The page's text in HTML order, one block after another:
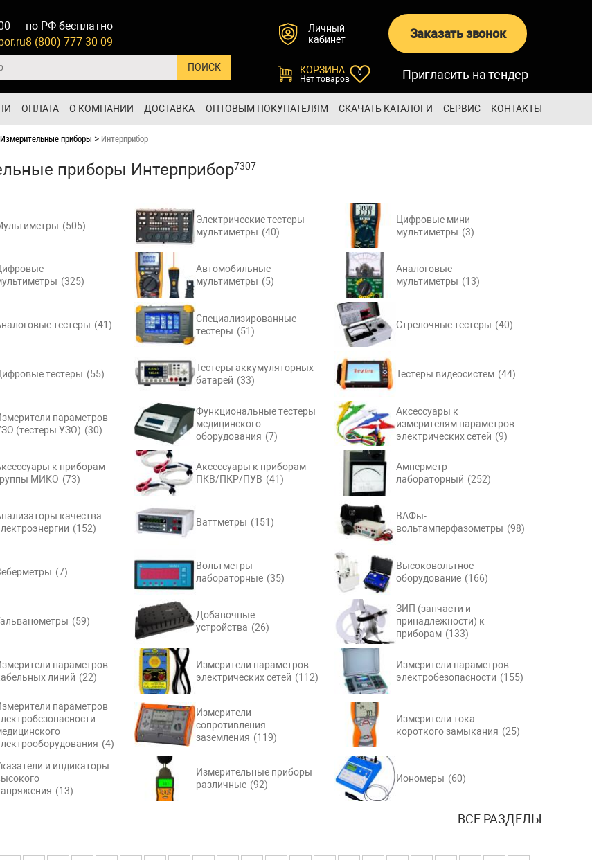
по РФ бесплатно
8 (800) 777-30-09
Личный
кабинет
Заказать звонок
КОРЗИНА
Нет товаров
0 Пригласить на тендер
ОПЛАТА О КОМПАНИИ ДОСТАВКА ОПТОВЫМ ПОКУПАТЕЛЯМ СКАЧАТЬ КАТАЛОГИ СЕРВИС КОНТАКТЫ
Измерительные приборы > Интерприбор
приборы Интерприбор7307
(505)
Электрические тестеры-
мультиметры (40)
Цифровые мини-
мультиметры (3)
Цифровые
(325)
Автомобильные
мультиметры (5)
Аналоговые
мультиметры (13)
тестеры (41)
Специализированные
тестеры (51)
Стрелочные тестеры (40)
Цифровые тестеры (55)
Тестеры аккумуляторных
батарей (33)
Тестеры видеосистем (44)
параметров
(тестеры УЗО) (30)
Функциональные тестеры
медицинского
оборудования (7)
Аксессуары к
измерителям параметров
электрических сетей (9)
к приборам
МИКО (73)
Аксессуары к приборам
ПКВ/ПКР/ПУВ (41)
Амперметр
лабораторный (252)
качества
(152)
Ваттметры (151)
ВАФы-
вольтамперфазометры (98)
(7)
Вольтметры
лабораторные (35)
Высоковольтное
оборудование (166)
(59)
Добавочные
устройства (26)
ЗИП (запчасти и
принадлежности) к
приборам (133)
параметров
линий (22)
Измерители параметров
электрических сетей (112)
Измерители параметров
электробезопасности (155)
параметров
(4)
Измерители
сопротивления
заземления (119)
Измерители тока
короткого замыкания (25)
и индикаторы
(13)
Измерительные приборы
различные (92)
Иономеры (60)
ВСЕ РАЗДЕЛЫ